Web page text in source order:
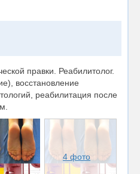
правки. Реабилитолог.
восстановление
реабилитация после
4 фото